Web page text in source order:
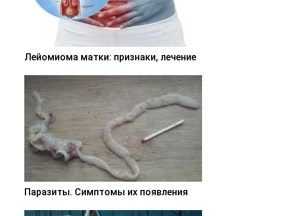
Лейомиома матки: признаки, лечение
Паразиты. Симптомы их появления